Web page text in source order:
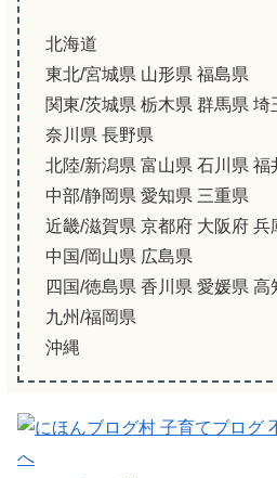
北海道
東北/宮城県 山形県 福島県
関東/茨城県 栃木県 群馬県
奈川県 長野県
北陸/新潟県 富山県 石川県 福
中部/静岡県 愛知県 三重県
近畿/滋賀県 京都府 大阪府 兵
中国/岡山県 広島県
四国/徳島県 香川県 愛媛県 高
九州/福岡県
沖縄